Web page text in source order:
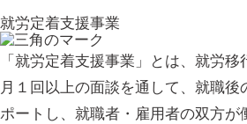
就労定着支援事業
「就労定着支援事業」とは、就労
月１回以上の面談を通して、就職
ポートし、就職者・雇用者の双方が